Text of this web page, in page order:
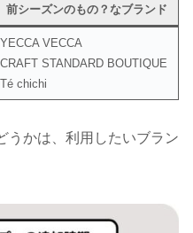
前シーズンのもの？なブランド
YECCA VECCA
CRAFT STANDARD BOUTIQUE
Té chichi
うかは、利用したいブラン